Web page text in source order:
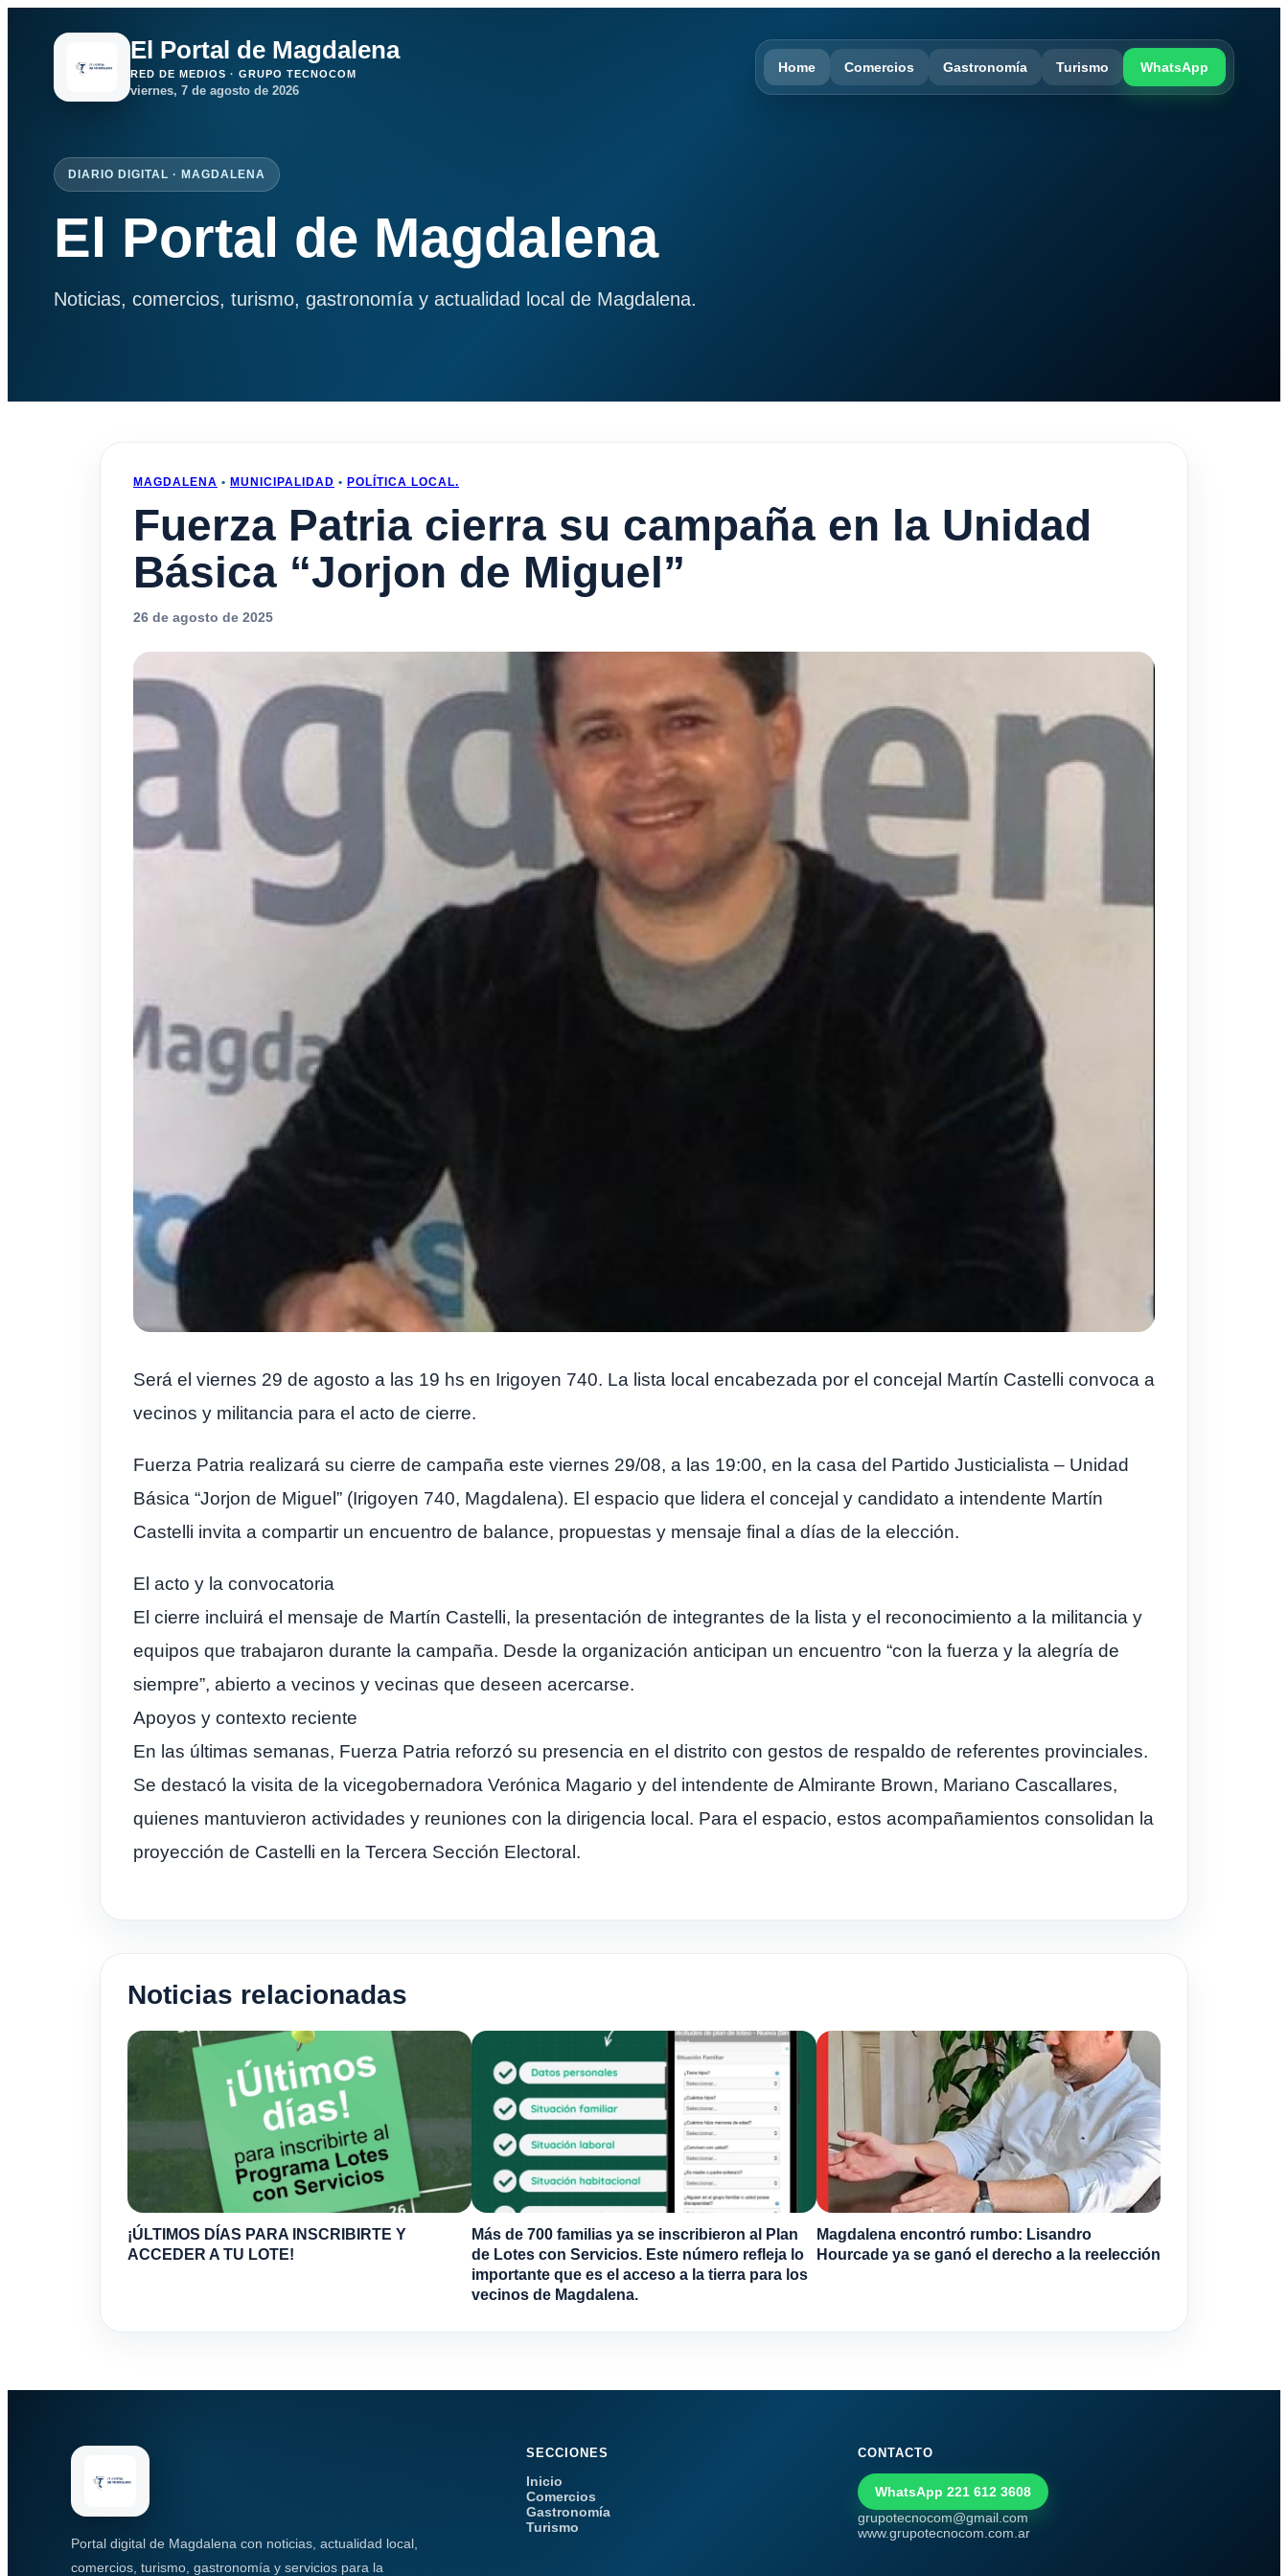
El Portal de Magdalena
RED DE MEDIOS · GRUPO TECNOCOM
viernes, 7 de agosto de 2026
Home Comercios Gastronomía Turismo WhatsApp
DIARIO DIGITAL · MAGDALENA
El Portal de Magdalena
Noticias, comercios, turismo, gastronomía y actualidad local de Magdalena.
MAGDALENA • MUNICIPALIDAD • POLÍTICA LOCAL.
Fuerza Patria cierra su campaña en la Unidad
Básica “Jorjon de Miguel”
26 de agosto de 2025
Será el viernes 29 de agosto a las 19 hs en Irigoyen 740. La lista local encabezada por el concejal Martín Castelli convoca a
vecinos y militancia para el acto de cierre.
Fuerza Patria realizará su cierre de campaña este viernes 29/08, a las 19:00, en la casa del Partido Justicialista – Unidad
Básica “Jorjon de Miguel” (Irigoyen 740, Magdalena). El espacio que lidera el concejal y candidato a intendente Martín
Castelli invita a compartir un encuentro de balance, propuestas y mensaje final a días de la elección.
El acto y la convocatoria
El cierre incluirá el mensaje de Martín Castelli, la presentación de integrantes de la lista y el reconocimiento a la militancia y
equipos que trabajaron durante la campaña. Desde la organización anticipan un encuentro “con la fuerza y la alegría de
siempre”, abierto a vecinos y vecinas que deseen acercarse.
Apoyos y contexto reciente
En las últimas semanas, Fuerza Patria reforzó su presencia en el distrito con gestos de respaldo de referentes provinciales.
Se destacó la visita de la vicegobernadora Verónica Magario y del intendente de Almirante Brown, Mariano Cascallares,
quienes mantuvieron actividades y reuniones con la dirigencia local. Para el espacio, estos acompañamientos consolidan la
proyección de Castelli en la Tercera Sección Electoral.
Noticias relacionadas
¡ÚLTIMOS DÍAS PARA INSCRIBIRTE Y
ACCEDER A TU LOTE!
Más de 700 familias ya se inscribieron al Plan
de Lotes con Servicios. Este número refleja lo
importante que es el acceso a la tierra para los
vecinos de Magdalena.
Magdalena encontró rumbo: Lisandro
Hourcade ya se ganó el derecho a la reelección
Portal digital de Magdalena con noticias, actualidad local,
comercios, turismo, gastronomía y servicios para la
SECCIONES
Inicio
Comercios
Gastronomía
Turismo
CONTACTO
WhatsApp 221 612 3608
grupotecnocom@gmail.com
www.grupotecnocom.com.ar